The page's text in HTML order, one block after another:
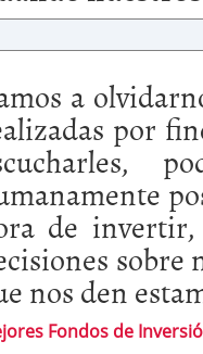
debate
debate
febrero
28, 2026
Renta variable
quería entrar
La renta fija
apostando por
Los fondos de
no se detiene
Los fondos de
de 450.889
a
por
de
sobre
nos den
Fondos de